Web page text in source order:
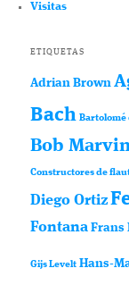
Visitas
ETIQUETAS
Adrian Brown
Bach Bartolomé
Bob
Constructores de
Diego Ortiz
Fontana Frans
Gijs Levelt Hans-